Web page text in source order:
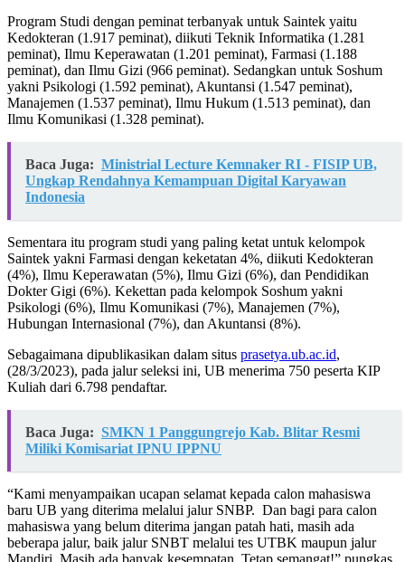
Program Studi dengan peminat terbanyak untuk Saintek yaitu
Kedokteran (1.917 peminat), diikuti Teknik Informatika (1.281
peminat), Ilmu Keperawatan (1.201 peminat), Farmasi (1.188
peminat), dan Ilmu Gizi (966 peminat). Sedangkan untuk Soshum
yakni Psikologi (1.592 peminat), Akuntansi (1.547 peminat),
Manajemen (1.537 peminat), Ilmu Hukum (1.513 peminat), dan
Ilmu Komunikasi (1.328 peminat).
Baca Juga: Ministrial Lecture Kemnaker RI - FISIP UB,
Ungkap Rendahnya Kemampuan Digital Karyawan
Indonesia
Sementara itu program studi yang paling ketat untuk kelompok
Saintek yakni Farmasi dengan keketatan 4%, diikuti Kedokteran
(4%), Ilmu Keperawatan (5%), Ilmu Gizi (6%), dan Pendidikan
Dokter Gigi (6%). Kekettan pada kelompok Soshum yakni
Psikologi (6%), Ilmu Komunikasi (7%), Manajemen (7%),
Hubungan Internasional (7%), dan Akuntansi (8%).
Sebagaimana dipublikasikan dalam situs prasetya.ub.ac.id,
(28/3/2023), pada jalur seleksi ini, UB menerima 750 peserta KIP
Kuliah dari 6.798 pendaftar.
Baca Juga: SMKN 1 Panggungrejo Kab. Blitar Resmi
Miliki Komisariat IPNU IPPNU
“Kami menyampaikan ucapan selamat kepada calon mahasiswa
baru UB yang diterima melalui jalur SNBP. Dan bagi para calon
mahasiswa yang belum diterima jangan patah hati, masih ada
beberapa jalur, baik jalur SNBT melalui tes UTBK maupun jalur